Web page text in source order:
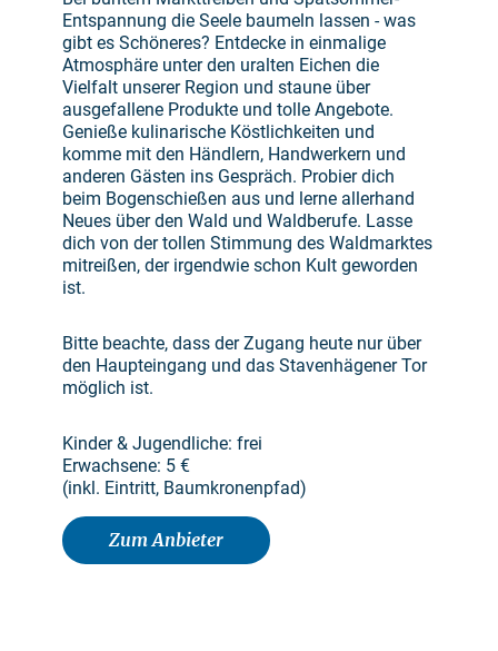
Entspannung die Seele baumeln lassen - was
gibt es Schöneres? Entdecke in einmalige
Atmosphäre unter den uralten Eichen die
Vielfalt unserer Region und staune über
ausgefallene Produkte und tolle Angebote.
Genieße kulinarische Köstlichkeiten und
komme mit den Händlern, Handwerkern und
anderen Gästen ins Gespräch. Probier dich
beim Bogenschießen aus und lerne allerhand
Neues über den Wald und Waldberufe. Lasse
dich von der tollen Stimmung des Waldmarktes
mitreißen, der irgendwie schon Kult geworden
ist.
Bitte beachte, dass der Zugang heute nur über
den Haupteingang und das Stavenhägener Tor
möglich ist.
Kinder & Jugendliche: frei
Erwachsene: 5 €
(inkl. Eintritt, Baumkronenpfad)
Zum Anbieter